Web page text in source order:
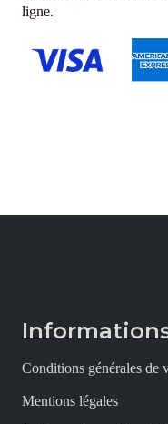
ligne.
Conditions générales de
Mentions légales